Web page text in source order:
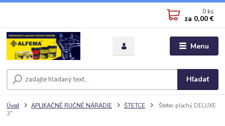
Menu
Hľadať
0 ks
za 0,00 €
Úvod APLIKAČNÉ RUČNÉ NÁRADIE ŠTETCE
Štetec plochý DELUXE
3"